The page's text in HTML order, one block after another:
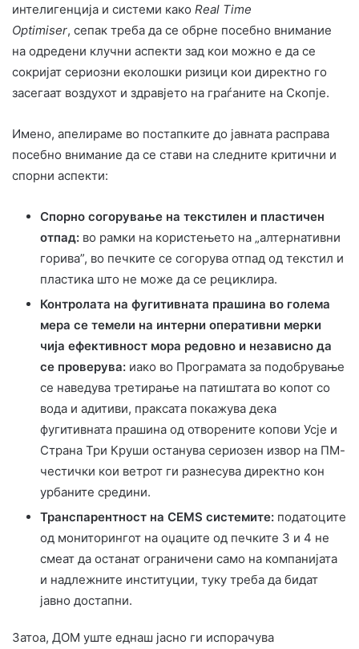
интелигенција и системи како Real Time
Optimiser, сепак треба да се обрне посебно внимание
на одредени клучни аспекти зад кои можно е да се
сокријат сериозни еколошки ризици кои директно го
засегаат воздухот и здравјето на граѓаните на Скопје.
Имено, апелираме во постапките до јавната расправа
посебно внимание да се стави на следните критични и
спорни аспекти:
Спорно согорување на текстилен и пластичен
отпад: во рамки на користењето на „алтернативни
горива”, во печките се согорува отпад од текстил и
пластика што не може да се рециклира.
Контролата на фугитивната прашина во голема
мера се темели на интерни оперативни мерки
чија ефективност мора редовно и независно да
се проверува: иако во Програмата за подобрување
се наведува третирање на патиштата во копот со
вода и адитиви, праксата покажува дека
фугитивната прашина од отворените копови Усје и
Страна Три Круши останува сериозен извор на ПМ-
честички кои ветрот ги разнесува директно кон
урбаните средини.
Транспарентност на CEMS системите: податоците
од мониторингот на оџаците од печките 3 и 4 не
смеат да останат ограничени само на компанијата
и надлежните институции, туку треба да бидат
јавно достапни.
Затоа, ДОМ уште еднаш јасно ги испорачува